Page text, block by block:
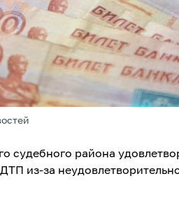
судебного района
из-за